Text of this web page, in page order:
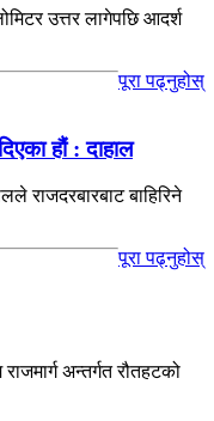
उत्तर लागेपछि आदर्श
पूरा पढ्नुहोस्
हौं : दाहाल
राजदरबारबाट बाहिरिने
पूरा पढ्नुहोस्
अन्तर्गत रौतहटको